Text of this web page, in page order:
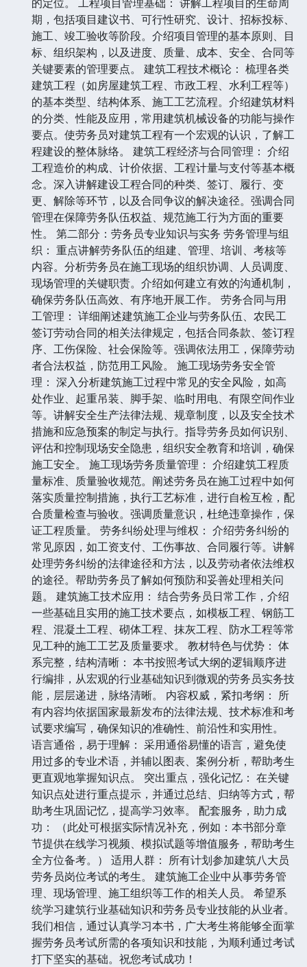
期，包括项目建议书、可行性研究、设计、招标投标、
施工、竣工验收等阶段。介绍项目管理的基本原则、目
标、组织架构，以及进度、质量、成本、安全、合同等
关键要素的管理要点。 建筑工程技术概论： 梳理各类
建筑工程（如房屋建筑工程、市政工程、水利工程等）
的基本类型、结构体系、施工工艺流程。介绍建筑材料
的分类、性能及应用，常用建筑机械设备的功能与操作
要点。使劳务员对建筑工程有一个宏观的认识，了解工
程建设的整体脉络。 建筑工程经济与合同管理： 介绍
工程造价的构成、计价依据、工程计量与支付等基本概
念。深入讲解建设工程合同的种类、签订、履行、变
更、解除等环节，以及合同争议的解决途径。强调合同
管理在保障劳务队伍权益、规范施工行为方面的重要
性。 第二部分：劳务员专业知识与实务 劳务管理与组
织： 重点讲解劳务队伍的组建、管理、培训、考核等
内容。分析劳务员在施工现场的组织协调、人员调度、
现场管理的关键职责。介绍如何建立有效的沟通机制，
确保劳务队伍高效、有序地开展工作。 劳务合同与用
工管理： 详细阐述建筑施工企业与劳务队伍、农民工
签订劳动合同的相关法律规定，包括合同条款、签订程
序、工伤保险、社会保险等。强调依法用工，保障劳动
者合法权益，防范用工风险。 施工现场劳务安全管
理： 深入分析建筑施工过程中常见的安全风险，如高
处作业、起重吊装、脚手架、临时用电、有限空间作业
等。讲解安全生产法律法规、规章制度，以及安全技术
措施和应急预案的制定与执行。指导劳务员如何识别、
评估和控制现场安全隐患，组织安全教育和培训，确保
施工安全。 施工现场劳务质量管理： 介绍建筑工程质
量标准、质量验收规范。阐述劳务员在施工过程中如何
落实质量控制措施，执行工艺标准，进行自检互检，配
合质量检查与验收。强调质量意识，杜绝违章操作，保
证工程质量。 劳务纠纷处理与维权： 介绍劳务纠纷的
常见原因，如工资支付、工伤事故、合同履行等。讲解
处理劳务纠纷的法律途径和方法，以及劳动者依法维权
的途径。帮助劳务员了解如何预防和妥善处理相关问
题。 建筑施工技术应用： 结合劳务员日常工作，介绍
一些基础且实用的施工技术要点，如模板工程、钢筋工
程、混凝土工程、砌体工程、抹灰工程、防水工程等常
见工种的施工工艺及质量要求。 教材特色与优势： 体
系完整，结构清晰： 本书按照考试大纲的逻辑顺序进
行编排，从宏观的行业基础知识到微观的劳务员实务技
能，层层递进，脉络清晰。 内容权威，紧扣考纲： 所
有内容均依据国家最新发布的法律法规、技术标准和考
试要求编写，确保知识的准确性、前沿性和实用性。
语言通俗，易于理解： 采用通俗易懂的语言，避免使
用过多的专业术语，并辅以图表、案例分析，帮助考生
更直观地掌握知识点。 突出重点，强化记忆： 在关键
知识点处进行重点提示，并通过总结、归纳等方式，帮
助考生巩固记忆，提高学习效率。 配套服务，助力成
功： （此处可根据实际情况补充，例如：本书部分章
节提供在线学习视频、模拟试题等增值服务，帮助考生
全方位备考。） 适用人群： 所有计划参加建筑八大员
劳务员岗位考试的考生。 建筑施工企业中从事劳务管
理、现场管理、施工组织等工作的相关人员。 希望系
统学习建筑行业基础知识和劳务员专业技能的从业者。
我们相信，通过认真学习本书，广大考生将能够全面掌
握劳务员考试所需的各项知识和技能，为顺利通过考试
打下坚实的基础。祝您考试成功！